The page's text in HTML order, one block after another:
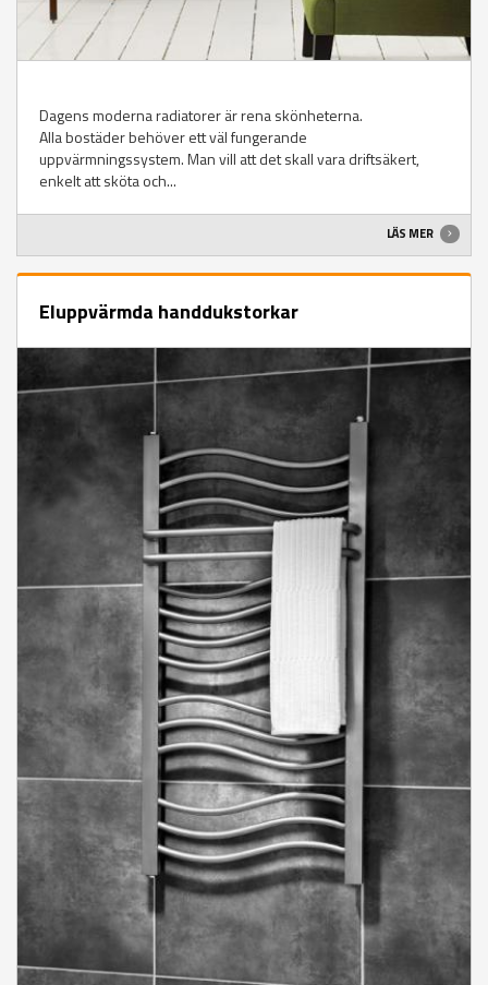
Dagens moderna radiatorer är rena skönheterna.
Alla bostäder behöver ett väl fungerande
uppvärmningssystem. Man vill att det skall vara driftsäkert,
enkelt att sköta och...
LÄS MER
Eluppvärmda handdukstorkar